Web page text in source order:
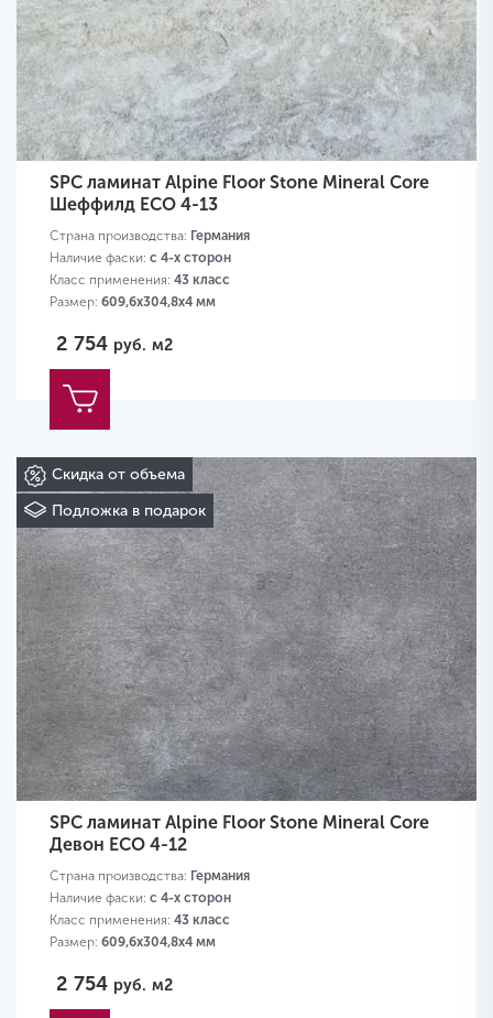
SPC ламинат Alpine Floor Stone Mineral Core
Шеффилд ECO 4-13
Страна производства: Германия
Наличие фаски: с 4-х сторон
Класс применения: 43 класс
Размер: 609,6х304,8х4 мм
2 754 руб. м2
Скидка от объема
Подложка в подарок
SPC ламинат Alpine Floor Stone Mineral Core
Девон ECO 4-12
Страна производства: Германия
Наличие фаски: с 4-х сторон
Класс применения: 43 класс
Размер: 609,6х304,8х4 мм
2 754 руб. м2